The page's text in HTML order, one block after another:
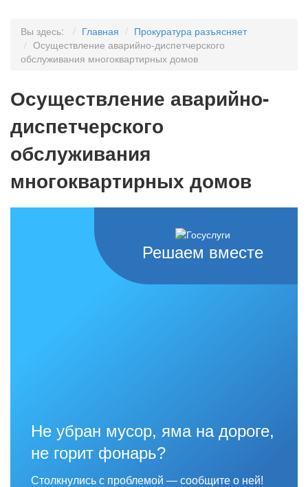
Вы здесь: Главная
Прокуратура разъясняет
Осуществление аварийно-диспетчерского
обслуживания многоквартирных домов
Осуществление аварийно-
диспетчерского
обслуживания
многоквартирных домов
Решаем вместе
Не убран мусор, яма на дороге,
не горит фонарь?
Столкнулись с проблемой — сообщите о ней!